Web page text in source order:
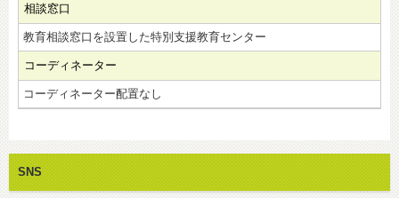
相談窓口
教育相談窓口を設置した特別支援教育センター
コーディネーター
コーディネーター配置なし
SNS